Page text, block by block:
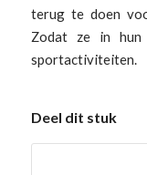
terug te doen
Zodat ze in
sportactiviteiten.
Deel dit stuk